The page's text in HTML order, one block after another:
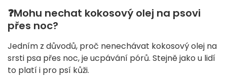
❓Mohu nechat kokosový olej na psovi
přes noc?
Jedním z důvodů, proč nenechávat kokosový olej na
srsti psa přes noc, je ucpávání pórů. Stejně jako u lidí
to platí i pro psí kůži.